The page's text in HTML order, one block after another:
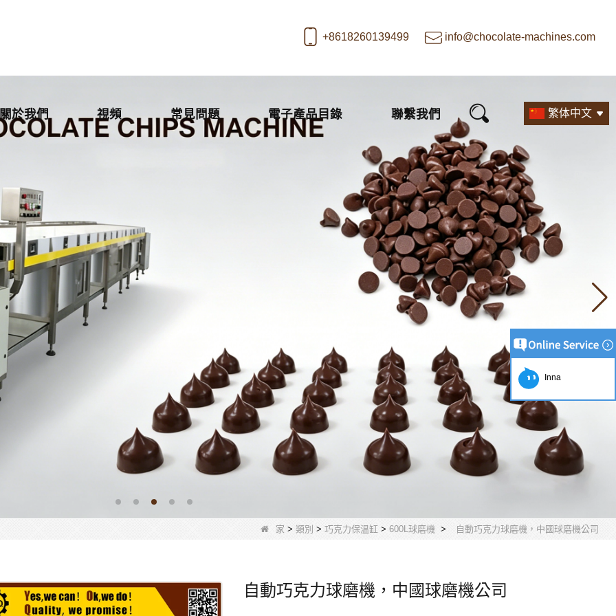
+8618260139499 info@chocolate-machines.com
於我們 視頻 常見問題 電子產品目錄 聯繫我們 繁体中文
家 > 類別 > 巧克力保温缸 > 600L球磨機 > 自動巧克力球磨機，中國球磨機公司
自動巧克力球磨機，中國球磨機公司
Inna